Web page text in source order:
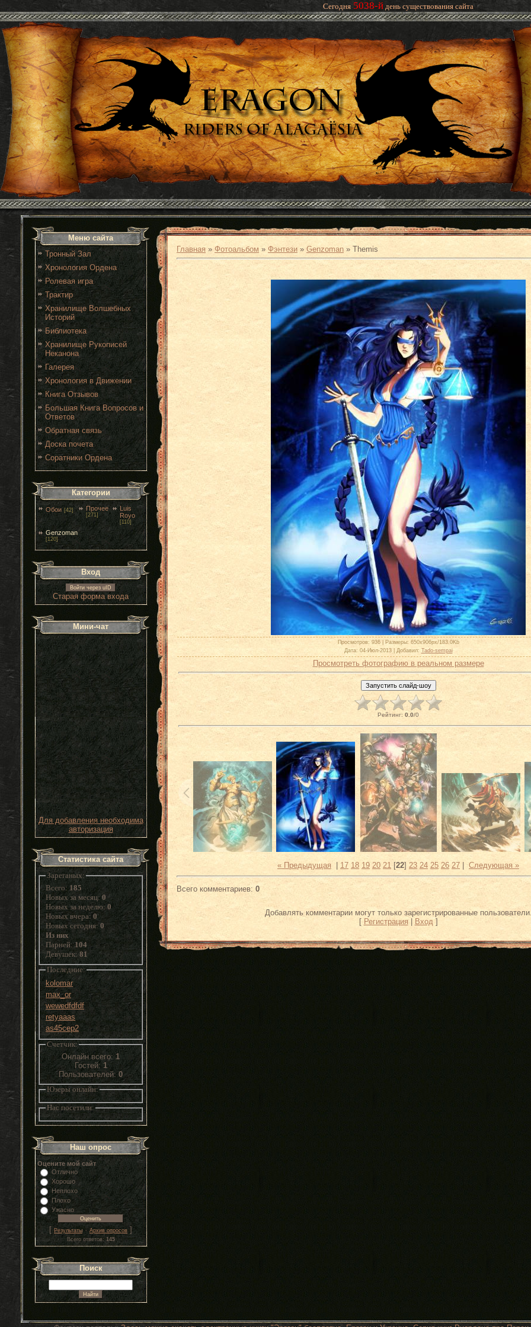
Сегодня 5038-й день существования сайта
Меню сайта
Тронный Зал
Хронология Ордена
Ролевая игра
Трактир
Хранилище Волшебных
Историй
Библиотека
Хранилище Рукописей
Неканона
Галерея
Хронология в Движении
Книга Отзывов
Большая Книга Вопросов и
Ответов
Обратная связь
Доска почета
Соратники Ордена
Категории
Обои [42] Прочее
[271]
Luis
Royo
[110]
Genzoman
[120]
Вход
Войти через uID
Старая форма входа
Мини-чат
Для добавления необходима
авторизация
Статистика сайта
Зареганых:
Всего: 185
Новых за месяц:0
Новых за неделю: 0
Новых вчера:0
Новых сегодня:0
Из них
Парней:104
Девушек: 81
Последние:
kolomar
max_or
wewedfdfdf
retyaaas
as45cep2
Счетчик:
Онлайн всего: 1
Гостей: 1
Пользователей: 0
Юзеры онлайн:
Нас посетили:
Наш опрос
Оцените мой сайт
Отлично
Хорошо
Неплохо
Плохо
Ужасно
[ Результаты · Архив опросов]
Всего ответов: 145
Поиск
Главная » Фотоальбом » Фэнтези » Genzoman » Themis
Просмотров: 936 | Размеры: 650x906px/183.0Kb
Дата: 04-Июл-2013 | Добавил: Tado-sempai
Просмотреть фотографию в реальном размере
Рейтинг: 0.0/0
« Предыдущая 17 18 19 20 21 [22] 23 24 25 26 27 Следующая »
Всего комментариев: 0
Добавлять комментарии могут только зарегистрированные
[ Регистрация| Вход]